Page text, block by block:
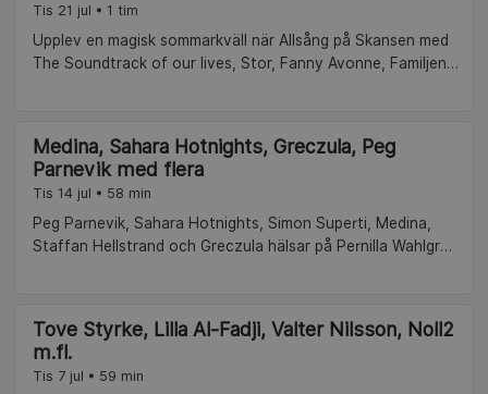
Tis 21 jul • 1 tim
Upplev en magisk sommarkväll när Allsång på Skansen med
The Soundtrack of our lives, Stor, Fanny Avonne, Familjen
ledning av Pernilla Wahlgren bjuds det på livemusik från
folkkära artister, humor och överraskningar.
Medina, Sahara Hotnights, Greczula, Peg
Parnevik med flera
Tis 14 jul • 58 min
Peg Parnevik, Sahara Hotnights, Simon Superti, Medina,
Staffan Hellstrand och Greczula hälsar på Pernilla Wahlgren
Tove Styrke, Lilla Al-Fadji, Valter Nilsson, Noll2
m.fl.
Tis 7 jul • 59 min